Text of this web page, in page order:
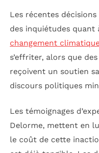
Les récentes
des inquiétudes
changement
s’effriter, alors que
reçoivent un soutien
discours politiques
Les témoignages
Delorme, mettent en
le coût de cette